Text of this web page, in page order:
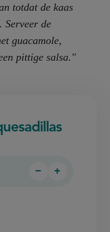
totdat de kaas
Serveer de
guacamole,
pittige salsa."
Persoon
−
Persoon
+